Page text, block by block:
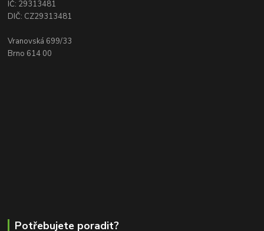
IČ: 29313481
DIČ: CZ29313481
Vranovská 699/33
Brno 614 00
Potřebujete poradit?